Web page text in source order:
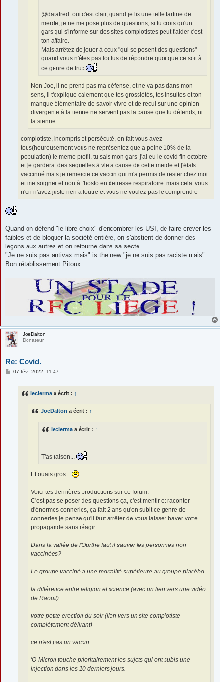
@datafred: oui c'est clair, quand je lis une telle tartine de
merde, je ne me pose plus de questions, si tu crois qu'un
gars qui s'informe sur des sites complotistes peut t'aider c'est
ton affaire.
Mais arrêtez de jouer à ceux "qui se posent des questions"
quand vous n'êtes pas foutus de répondre quoi que ce soit à
ce genre de truc
Non Joe, il ne prend pas ma défense, et ne va pas dans mon
sens, il t'explique calement que tes grossiètés, tes insultes et ton
manque élémentaire de savoir vivre et de recul sur une opinion
divergente à la tienne ne servent pas la cause que tu défends, ni
la sienne.
complotiste, incompris et persécuté, en fait vous avez
tous(heureusement vous ne représentez que a peine 10% de la
population) le meme profil. tu sais mon gars, j'ai eu le covid fin octobre
et je garderai des sequelles à vie a cause de cette merde et j'étais
vaccinné mais je remercie ce vaccin qui m'a permis de rester chez moi
et me soigner et non à l'hosto en detresse respiratoire. mais cela, vous
n'en n'avez juste rien a foutre et vous ne voulez pas le comprendre
Quand on défend "le libre choix" d'encombrer les USI, de faire crever les
faibles et de bloquer la société entière, on s'abstient de donner des
leçons aux autres et on retourne dans sa secte.
"Je ne suis pas antivax mais" is the new "je ne suis pas raciste mais".
Bon rétablissement Pitoux.
JoeDalton
Donateur
Re: Covid.
M07 févr. 2022, 11:47
leclerma a écrit : ↑
JoeDalton a écrit : ↑
leclerma a écrit : ↑
T'as raison...
Et ouais gros...
Voici tes dernières productions sur ce forum.
C'est pas se poser des questions ça, c'est mentir et raconter
d'énormes conneries, ça fait 2 ans qu'on subit ce genre de
conneries je pense qu'il faut arrêter de vous laisser baver votre
propagande sans réagir.
Dans la vallée de l'Ourthe faut il sauver les personnes non
vaccinées?
Le groupe vacciné a une mortalité supérieure au groupe placébo
la différence entre religion et science (avec un lien vers une vidéo
de Raoult)
votre petite erection du soir (lien vers un site complotiste
complètement délirant)
ce n'est pas un vaccin
'O-Micron touche prioritairement les sujets qui ont subis une
injection dans les 10 derniers jours.